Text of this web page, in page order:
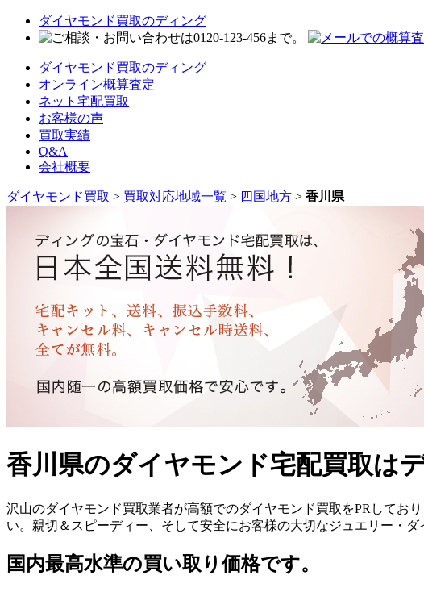
ダイヤモンド買取のディング
ダイヤモンド買取のディング
オンライン概算査定
ネット宅配買取
お客様の声
買取実績
Q&A
会社概要
ダイヤモンド買取 > 買取対応地域一覧 > 四国地方 > 香川県
香川県のダイヤモンド宅配買取は
沢山のダイヤモンド買取業者が高額でのダイヤモンド買取をPRしてお
い。親切＆スピーディー、そして安全にお客様の大切なジュエリー・
国内最高水準の買い取り価格です。